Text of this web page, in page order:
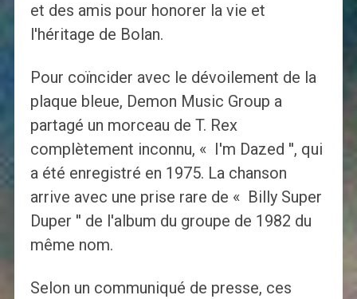
et des amis pour honorer la vie et
l'héritage de Bolan.
Pour coïncider avec le dévoilement de la
plaque bleue, Demon Music Group a
partagé un morceau de T. Rex
complètement inconnu, « I'm Dazed '', qui
a été enregistré en 1975. La chanson
arrive avec une prise rare de « Billy Super
Duper '' de l'album du groupe de 1982 du
même nom.
Selon un communiqué de presse, ces